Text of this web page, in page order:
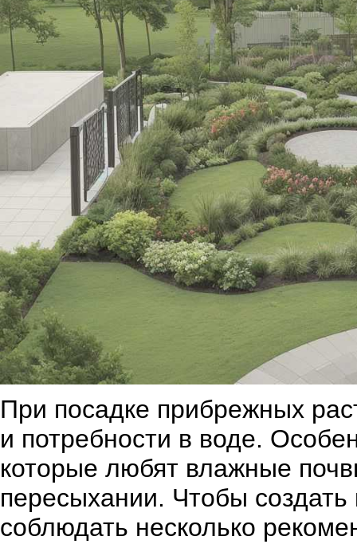
При посадке прибрежных
и потребности в воде.
которые любят влажные
пересыхании. Чтобы
соблюдать несколько